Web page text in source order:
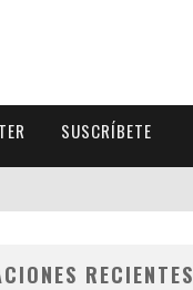
SUSCRÍBETE
RECIENTES